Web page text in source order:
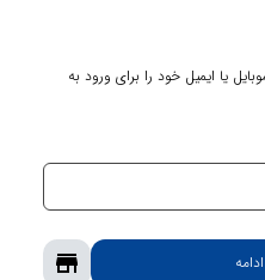
یا ایمیل خود را برای ورود به
store